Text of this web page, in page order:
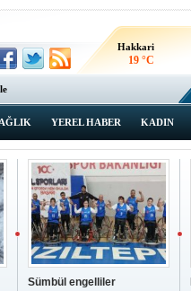
Hakkari
19 °C
YEREL HABER KADIN
Sümbül engelliler